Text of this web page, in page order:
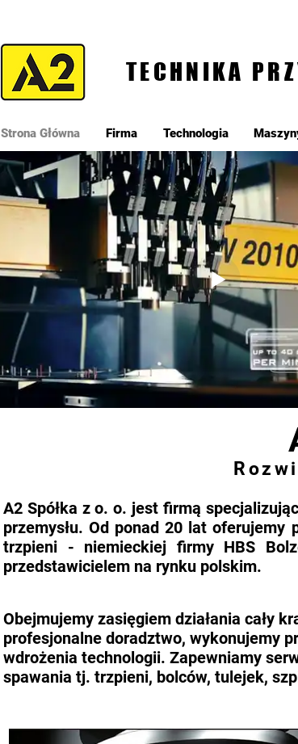
TECHNIKA
Strona Główna Firma Technologia
A2 Spółka z o. o. jest firmą
przemysłu. Od ponad 20 lat
trzpieni - niemieckiej firmy HBS
przedstawicielem na rynku polskim.​
Obejmujemy zasięgiem działania cały
profesjonalne doradztwo, wykonujemy
wdrożenia technologii. Zapewniamy
spawania tj. trzpieni, bolców, tulejek,